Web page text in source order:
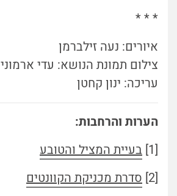
* * *
איורים: נעה זילברמן
צילום תמונת הנושא: עדי ארמוני
עריכה: ינון קחטן
הערות והרחבות:
[1]
בעיית המציל והטובע
[2]
סדרת מכניקת הקוונטים